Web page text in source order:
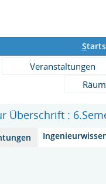
S
Veranstaltungen
Überschrift :